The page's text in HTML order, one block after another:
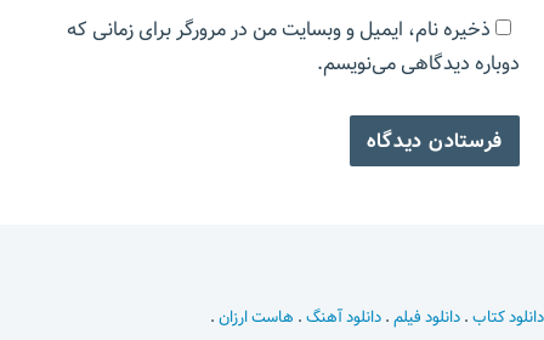
ذخیره نام، ایمیل و وبسایت من در مرورگر برای زمانی که
دوباره دیدگاهی می‌نویسم.
دانلود کتاب.دانلود فیلم.دانلود آهنگ. هاست ارزان.